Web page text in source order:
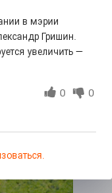
0
в мэрии
Гришин.
увеличить —
0 0